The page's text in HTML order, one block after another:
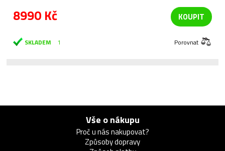
8990 Kč KOUPIT
SKLADEM 1 Porovnat
Vše o nákupu
Proč u nás nakupovat?
Způsoby dopravy